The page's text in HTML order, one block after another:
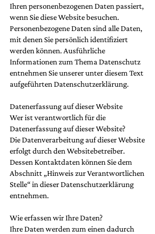
Ihren personenbezogenen Daten passiert,
wenn Sie diese Website besuchen.
Personenbezogene Daten sind alle Daten,
mit denen Sie persönlich identifiziert
werden können. Ausführliche
Informationen zum Thema Datenschutz
entnehmen Sie unserer unter diesem Text
aufgeführten Datenschutzerklärung.
Datenerfassung auf dieser Website
Wer ist verantwortlich für die
Datenerfassung auf dieser Website?
Die Datenverarbeitung auf dieser Website
erfolgt durch den Websitebetreiber.
Dessen Kontaktdaten können Sie dem
Abschnitt „Hinweis zur Verantwortlichen
Stelle“ in dieser Datenschutzerklärung
entnehmen.
Wie erfassen wir Ihre Daten?
Ihre Daten werden zum einen dadurch